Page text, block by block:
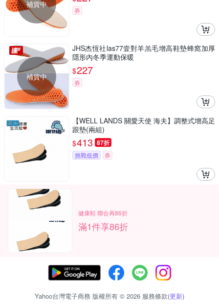
補貨中
券
補貨中
JHS杰恆社las77壹對羊羔毛增高鞋墊蜂窩加厚
隱形內冬季運動保暖
$227
券
【WELL LANDS 關愛天使 海夫】調整式增高足
跟墊(兩組)
$413 87折
挑戰低價 券
健康鞋 聯合再86折
滿1件享86折
Yahoo台灣電子商務 版權所有 © 2026 服務條款(更新)